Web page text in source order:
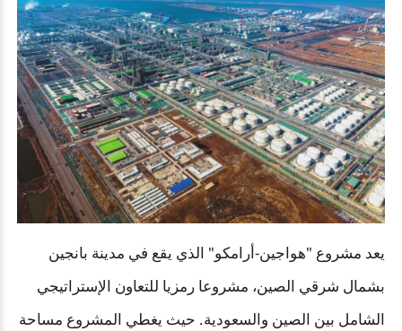
يعد مشروع "هواجين-أرامكو" الذي يقع في مدينة بانجين
بشمال شرقي الصين، مشروعا رمزيا للتعاون الإستراتيجي
الشامل بين الصين والسعودية. حيث يغطي المشروع مساحة